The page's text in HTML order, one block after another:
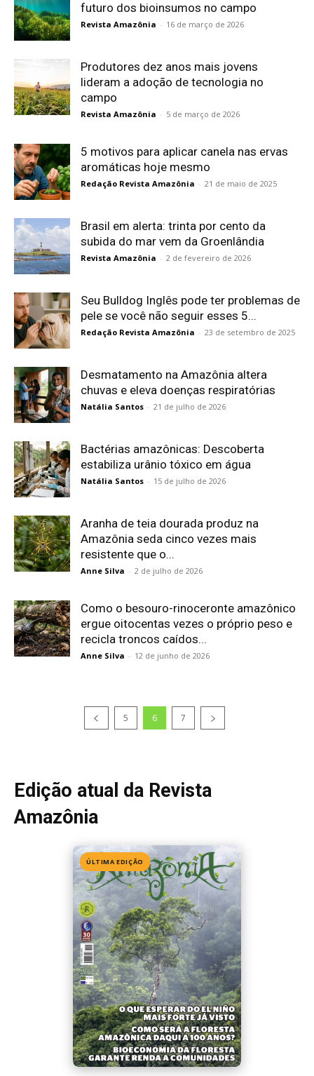
futuro dos bioinsumos no campo
Revista Amazônia - 16 de março de 2026
Produtores dez anos mais jovens
lideram a adoção de tecnologia no
campo
Revista Amazônia - 5 de março de 2026
5 motivos para aplicar canela nas ervas
aromáticas hoje mesmo
Redação Revista Amazônia - 21 de maio de 2025
Brasil em alerta: trinta por cento da
subida do mar vem da Groenlândia
Revista Amazônia - 2 de fevereiro de 2026
Seu Bulldog Inglês pode ter problemas de
pele se você não seguir esses 5...
Redação Revista Amazônia - 23 de setembro de 2025
Desmatamento na Amazônia altera
chuvas e eleva doenças respiratórias
Natália Santos - 21 de julho de 2026
Bactérias amazônicas: Descoberta
estabiliza urânio tóxico em água
Natália Santos - 15 de julho de 2026
Aranha de teia dourada produz na
Amazônia seda cinco vezes mais
resistente que o...
Anne Silva - 2 de julho de 2026
Como o besouro-rinoceronte amazônico
ergue oitocentas vezes o próprio peso e
recicla troncos caídos...
Anne Silva - 12 de junho de 2026
5 6 7
Edição atual da Revista
Amazônia
ÚLTIMA EDIÇÃO